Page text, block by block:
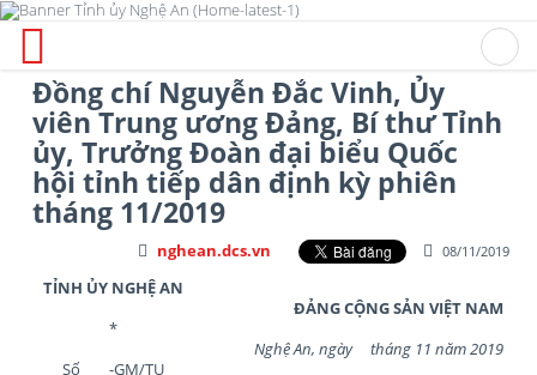
Đồng chí Nguyễn Đắc Vinh, Ủy
viên Trung ương Đảng, Bí thư Tỉnh
ủy, Trưởng Đoàn đại biểu Quốc
hội tỉnh tiếp dân định kỳ phiên
tháng 11/2019
08/11/2019
nghean.dcs.vn
TỈNH ỦY NGHỆ AN
*
Số -GM/TU
ĐẢNG CỘNG SẢN VIỆT NAM
Nghệ An, ngày tháng 11 năm 2019